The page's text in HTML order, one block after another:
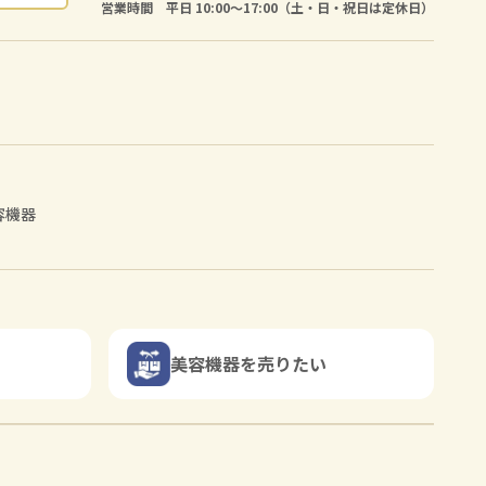
営業時間 平日 10:00〜17:00（土・日・祝日は定休日）
機器
美容機器を売りたい